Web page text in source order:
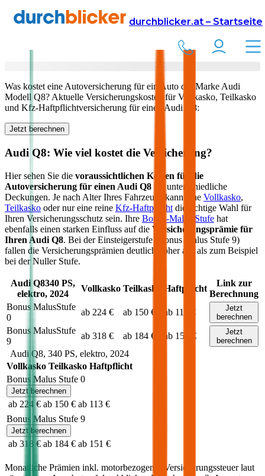
durchblicker.at – Startseite
Versicherung Autoversicherung Audi
Audi Q8in Österreich
Was kostet eine Autoversicherung für ein Auto der MarkeAudi
Modell Q8? Aktuelle Versicherungskosten für Vollkasko, Teilkasko
und Kfz-Haftpflichtversicherung für einen Audi Q8:
Jetzt berechnen
Audi Q8: Wie viel kostet die Versicherung?
Hier sehen Sie die voraussichtlichen Kosten für die
Autoversicherung für einen Audi Q8 für unterschiedliche
Deckungen. Je nach Alter Ihres Fahrzeugs kann eine Vollkasko,
Teilkasko oder nur eine reine Kfz-Haftpflicht die richtige Wahl für
Ihren Versicherungsschutz sein. Ihre Bonus-Malus Stufe hat
ebenfalls einen starken Einfluss auf die Versicherungsprämie für
Ihren Audi Q8. Bei der Einsteigerstufe (Bonus Malus Stufe 9)
fallen die Versicherungsprämien deutlich höher aus als zum Beispiel
bei der Nuller Stufe.
Audi Q8340PS,
elektro, 2024
Vollkasko Teilkasko Haftpflicht
Link zur
Berechnung
Bonus MalusStufe
0
ab 224 € ab 150 € ab 113 €
Jetzt
berechnen
Bonus MalusStufe
9
ab 318 € ab 184 € ab 151 €
Jetzt
berechnen
Audi Q8, 340 PS, elektro, 2024
Vollkasko Teilkasko Haftpflicht
Bonus Malus Stufe 0
Jetzt berechnen
ab 224 € ab 150 € ab 113 €
Bonus Malus Stufe 9
Jetzt berechnen
ab 318 € ab 184 € ab 151 €
Monatliche Prämien inkl. motorbezogener Versicherungssteuer laut